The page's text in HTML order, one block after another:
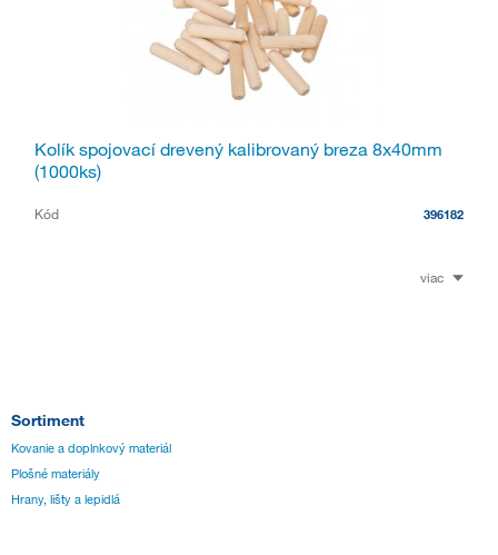
Kolík spojovací drevený kalibrovaný breza 8x40mm
(1000ks)
Kód 396182
viac
Sortiment
Kovanie a doplnkový materiál
Plošné materiály
Hrany, lišty a lepidlá